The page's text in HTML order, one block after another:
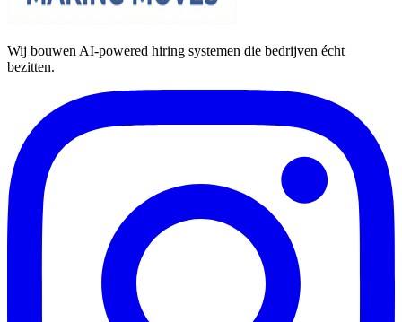
Wij bouwen AI-powered hiring systemen die bedrijven écht
bezitten.